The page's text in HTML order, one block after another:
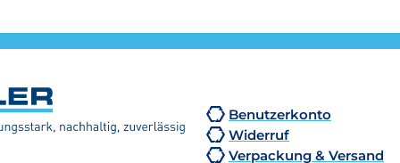
Benutzerkonto
Widerruf
Verpackung & Versand